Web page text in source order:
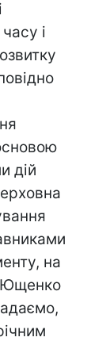
і
дій
на
Ющенко